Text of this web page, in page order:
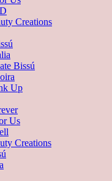
Creations
Bissú
Up
Us
Creations